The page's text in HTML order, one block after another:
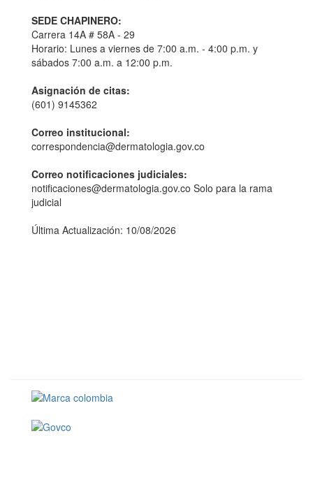
SEDE CHAPINERO:
Carrera 14A # 58A - 29
Horario: Lunes a viernes de 7:00 a.m. - 4:00 p.m. y
sábados 7:00 a.m. a 12:00 p.m.
Asignación de citas:
(601) 9145362
Correo institucional:
correspondencia@dermatologia.gov.co
Correo notificaciones judiciales:
notificaciones@dermatologia.gov.co Solo para la rama
judicial
Última Actualización: 10/08/2026